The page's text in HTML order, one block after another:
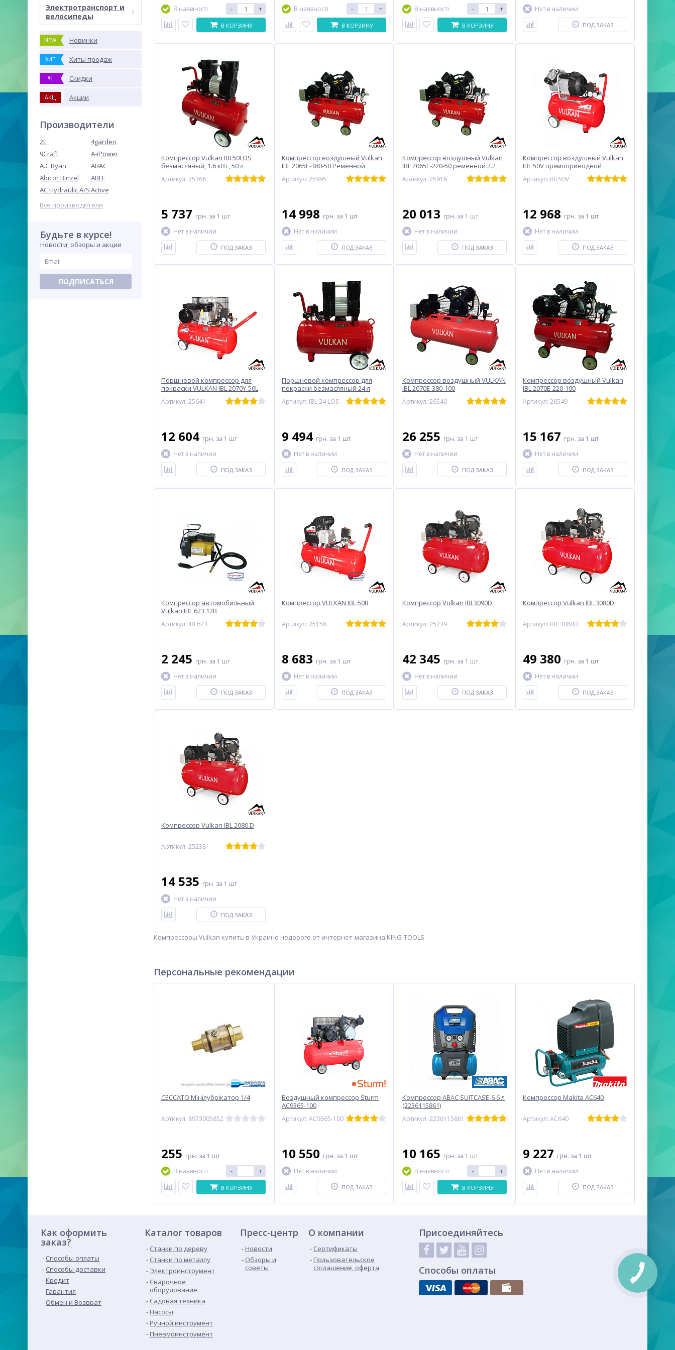
Электротранспорт и
велосипеды
NEW Новинки
ХИТ Хиты продаж
% Скидки
АКЦ Акции
Производители
2E
4garden
9Craft
A-iPower
A.C.Ryan
ABAC
Abicor Binzel
ABLE
AC Hydraulic A/SActive
Все производители
Будьте в курсе!
Новости, обзоры и акции
ПОДПИСАТЬСЯ
В наявності - +
В КОРЗИНУ
В наявності - +
В КОРЗИНУ
В наявності - +
В КОРЗИНУ
Нет в наличии
ПОД ЗАКАЗ
Компрессор Vulkan IBL50LOS
безмасляный, 1.6 кВт, 50 л
Артикул: 25368
5 737 грн. за 1 шт
Нет в наличии
ПОД ЗАКАЗ
Компрессор воздушный Vulkan
IBL 2065E-380-50 Ременной
Артикул: 25995
14 998 грн. за 1 шт
Нет в наличии
ПОД ЗАКАЗ
Компрессор воздушный Vulkan
IBL 2065E-220-50 ременной 2.2
Артикул: 25916
20 013 грн. за 1 шт
Нет в наличии
ПОД ЗАКАЗ
Компрессор воздушный Vulkan
IBL 50V прямоприводной
Артикул: IBL50V
12 968 грн. за 1 шт
Нет в наличии
ПОД ЗАКАЗ
Поршневой компрессор для
покраски VULKAN IBL 2070Y-50L
Артикул: 25641
12 604 грн. за 1 шт
Нет в наличии
ПОД ЗАКАЗ
Поршневой компрессор для
покраски безмасляный 24 л
Артикул: IBL 24 LOS
9 494 грн. за 1 шт
Нет в наличии
ПОД ЗАКАЗ
Компрессор воздушный VULKAN
IBL 2070E-380-100
Артикул: 26540
26 255 грн. за 1 шт
Нет в наличии
ПОД ЗАКАЗ
Компрессор воздушный Vulkan
IBL 2070E-220-100
Артикул: 26549
15 167 грн. за 1 шт
Нет в наличии
ПОД ЗАКАЗ
Компрессор автомобильный
Vulkan IBL 623 12В
Артикул: IBL623
2 245 грн. за 1 шт
Нет в наличии
ПОД ЗАКАЗ
Компрессор VULKAN IBL 50B
Артикул: 25158
8 683 грн. за 1 шт
Нет в наличии
ПОД ЗАКАЗ
Компрессор Vulkan IBL3090D
Артикул: 25239
42 345 грн. за 1 шт
Нет в наличии
ПОД ЗАКАЗ
Компрессор Vulkan IBL 3080D
Артикул: IBL 3080D
49 380 грн. за 1 шт
Нет в наличии
ПОД ЗАКАЗ
Компрессор Vulkan IBL 2080 D
Артикул: 25238
14 535 грн. за 1 шт
Нет в наличии
ПОД ЗАКАЗ
Компрессоры Vulkan купить в Украине недорого от интернет-магазина KING-TOOLS
Персональные рекомендации
CECCATO Мінілубрікатор 1/4
Артикул: 8973005852
255 грн. за 1 шт
В наявності
- +
В КОРЗИНУ
Воздушный компрессор Sturm
AC9365-100
Артикул: AC9365-100
10 550 грн. за 1 шт
Нет в наличии
ПОД ЗАКАЗ
Компресcор ABAC SUITCASE-6 6 л
(2236115861)
Артикул: 2236115861
10 165 грн. за 1 шт
В наявності
- +
В КОРЗИНУ
Компрессор Makita AC640
Артикул: AC640
9 227 грн. за 1 шт
Нет в наличии
ПОД ЗАКАЗ
Как оформить
заказ?
Способы оплаты
Способы доставки
Кредит
Гарантия
Обмен и Возврат
Каталог товаров
Станки по дереву
Станки по металлу
Электроинструмент
Сварочное
оборудование
Садовая техника
Насосы
Ручной инструмент
Пневмоинструмент
Пресс-центр
Новости
Обзоры и
советы
О компании
Сертификаты
Пользовательское
соглашение, оферта
Присоединяйтесь
Способы оплаты